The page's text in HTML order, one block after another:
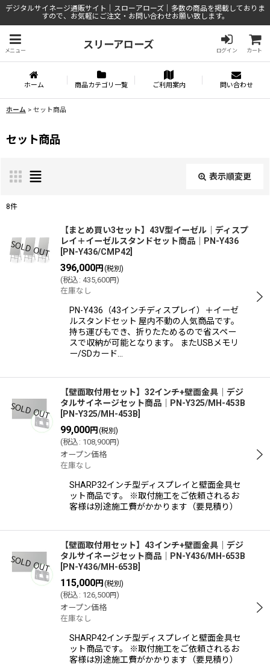
デジタルサイネージ通販サイト｜スローアローズ｜多数の商品を掲載しておりま
すので、お気軽にご注文・お問い合わせお願い致します。
メニュー
スリーアローズ
ログイン カート
ホーム 商品カテゴリ一覧 ご利用案内 問い合わせ
ホーム > セット商品
セット商品
表示順変更
並び順 :
8件
【まとめ買い3セット】43V型イーゼル│ディスプ
レイ＋イーゼルスタンドセット商品│PN-Y436
PN-Y436/CMP42
396,000円 (税別)
(税込 : 435,600円)
在庫なし
PN-Y436（43インチディスプレイ）＋イーゼ
ルスタンドセット 屋内不動の人気商品です。
持ち運びもでき、折りたためるので省スペー
スで収納が可能となります。 またUSBメモリ
ー/SDカード…
【壁面取付用セット】32インチ+壁面金具│デジ
タルサイネージセット商品│PN-Y325/MH-453B
PN-Y325/MH-453B
99,000円 (税別)
(税込 : 108,900円)
オープン価格
在庫なし
SHARP32インチ型ディスプレイと壁面金具セ
ット商品です。 ※取付施工をご依頼されるお
客様は別途施工費がかかります（要見積り）
【壁面取付用セット】43インチ+壁面金具│デジ
タルサイネージセット商品│PN-Y436/MH-653B
PN-Y436/MH-653B
115,000円 (税別)
(税込 : 126,500円)
オープン価格
在庫なし
SHARP42インチ型ディスプレイと壁面金具セ
ット商品です。 ※取付施工をご依頼されるお
客様は別途施工費がかかります（要見積り）